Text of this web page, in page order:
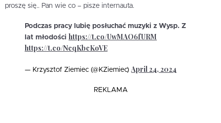
proszę się.. Pan wie co – pisze internauta.
Podczas pracy lubię posłuchać muzyki z Wysp. Z
lat młodości https://t.co/UwMAO6fURM
https://t.co/NeqKbcKoVE
— Krzysztof Ziemiec (@KZiemiec) April 24, 2024
REKLAMA